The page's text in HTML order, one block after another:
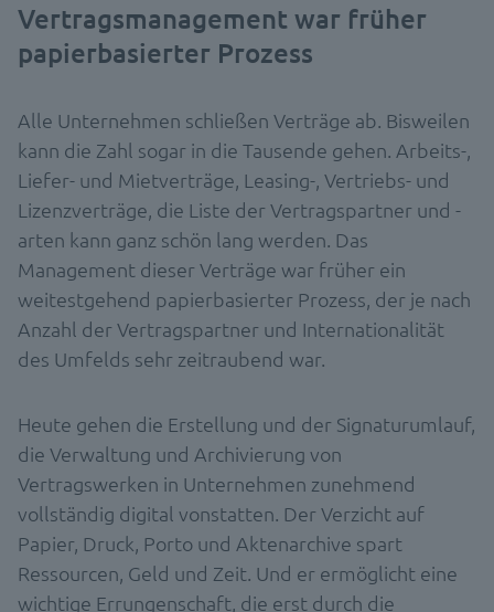
Vertragsmanagement war früher
papierbasierter Prozess
Alle Unternehmen schließen Verträge ab. Bisweilen
kann die Zahl sogar in die Tausende gehen. Arbeits-,
Liefer- und Mietverträge, Leasing-, Vertriebs- und
Lizenzverträge, die Liste der Vertragspartner und -
arten kann ganz schön lang werden. Das
Management dieser Verträge war früher ein
weitestgehend papierbasierter Prozess, der je nach
Anzahl der Vertragspartner und Internationalität
des Umfelds sehr zeitraubend war.
Heute gehen die Erstellung und der Signaturumlauf,
die Verwaltung und Archivierung von
Vertragswerken in Unternehmen zunehmend
vollständig digital vonstatten. Der Verzicht auf
Papier, Druck, Porto und Aktenarchive spart
Ressourcen, Geld und Zeit. Und er ermöglicht eine
wichtige Errungenschaft, die erst durch die